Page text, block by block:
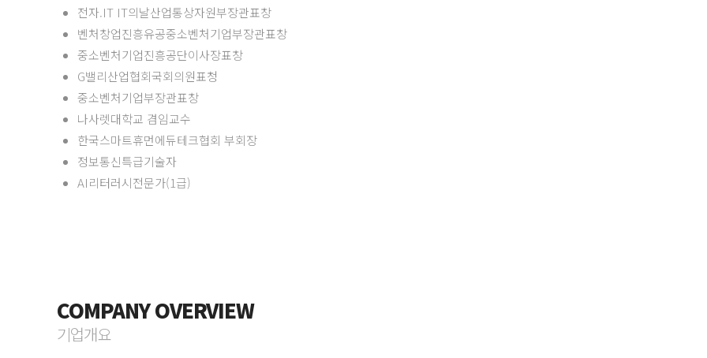
전자.IT IT의날산업통상자원부장관표창
벤처창업진흥유공중소벤처기업부장관표창
중소벤처기업진흥공단이사장표창
G밸리산업협회국회의원표청
중소벤처기업부장관표창
나사렛대학교 겸임교수
한국스마트휴먼에듀테크협회 부회장
정보통신특급기술자
AI리터러시전문가(1급)
COMPANY OVERVIEW
기업개요